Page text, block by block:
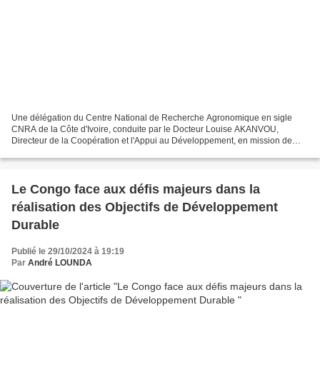
Une délégation du Centre National de Recherche Agronomique en sigle
CNRA de la Côte d'Ivoire, conduite par le Docteur Louise AKANVOU,
Directeur de la Coopération et l'Appui au Développement, en mission de
Le Congo face aux défis majeurs dans la
réalisation des Objectifs de Développement
Durable
Publié le 29/10/2024 à 19:19
Par André LOUNDA